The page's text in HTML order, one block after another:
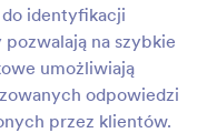
do identyfikacji
na szybkie
umożliwiają
odpowiedzi
przez klientów.